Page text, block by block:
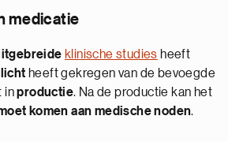
medicatie
klinische studies heeft
heeft gekregen van de bevoegde
inproductie. Na de productie kan het
komen aan medische noden.